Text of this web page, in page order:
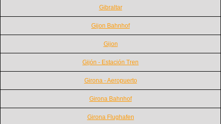
Gibraltar
Gijon Bahnhof
Gijon
Gijón - Estación Tren
Girona - Aeropuerto
Girona Bahnhof
Girona Flughafen